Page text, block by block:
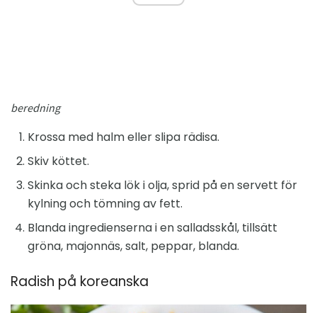
beredning
Krossa med halm eller slipa rädisa.
Skiv köttet.
Skinka och steka lök i olja, sprid på en servett för
kylning och tömning av fett.
Blanda ingredienserna i en salladsskål, tillsätt
gröna, majonnäs, salt, peppar, blanda.
Radish på koreanska